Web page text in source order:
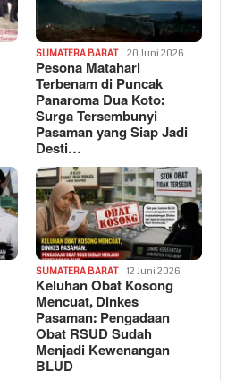
SUMATERA BARAT 20 Juni 2026
Pesona Matahari
Terbenam di Puncak
Panaroma Dua Koto:
Surga Tersembunyi
Pasaman yang Siap Jadi
Desti…
SUMATERA BARAT 12 Juni 2026
Keluhan Obat Kosong
Mencuat, Dinkes
Pasaman: Pengadaan
Obat RSUD Sudah
Menjadi Kewenangan
BLUD